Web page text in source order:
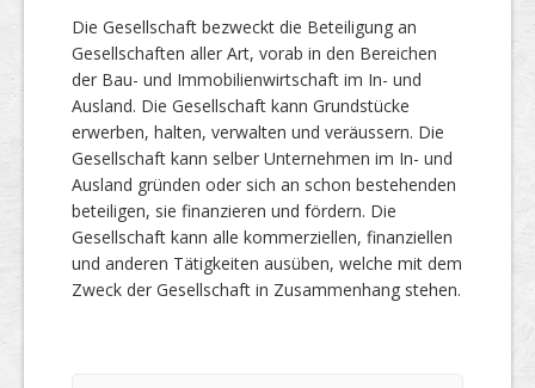
Die Gesellschaft bezweckt die Beteiligung an
Gesellschaften aller Art, vorab in den Bereichen
der Bau- und Immobilienwirtschaft im In- und
Ausland. Die Gesellschaft kann Grundstücke
erwerben, halten, verwalten und veräussern. Die
Gesellschaft kann selber Unternehmen im In- und
Ausland gründen oder sich an schon bestehenden
beteiligen, sie finanzieren und fördern. Die
Gesellschaft kann alle kommerziellen, finanziellen
und anderen Tätigkeiten ausüben, welche mit dem
Zweck der Gesellschaft in Zusammenhang stehen.